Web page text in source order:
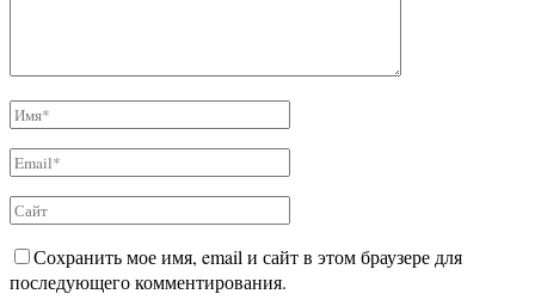
Сохранить мое имя, email и сайт в этом браузере для
последующего комментирования.